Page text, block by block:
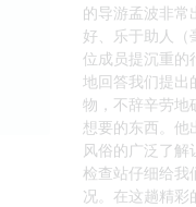
的导游孟波非常
好、乐于助人（
位成员提沉重的
地回答我们提出
物，不辞辛劳地
想要的东西。他
风俗的广泛了解
检查站仔细给我
况。在这趟精彩